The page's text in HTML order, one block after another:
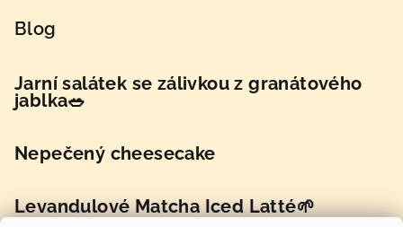
Blog
Jarní salátek se zálivkou z granátového
jablka🥗
Nepečený cheesecake
Levandulové Matcha Iced Latté🌱